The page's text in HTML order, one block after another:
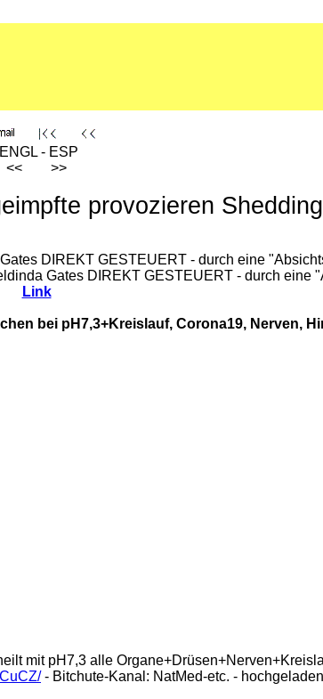
- ESP
<< >>
provozieren
DIREKT GESTEUERT - durch eine
Gates DIREKT GESTEUERT - durch eine
Link
bei pH7,3+Kreislauf, Corona19, Nerven,
mit pH7,3 alle
- Bitchute-Kanal: NatMed-etc. -